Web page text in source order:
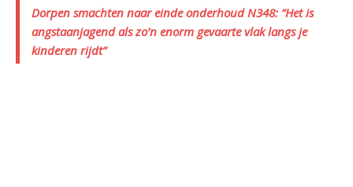
Dorpen smachten naar einde onderhoud N348: “Het is
angstaanjagend als zo’n enorm gevaarte vlak langs je
kinderen rijdt”